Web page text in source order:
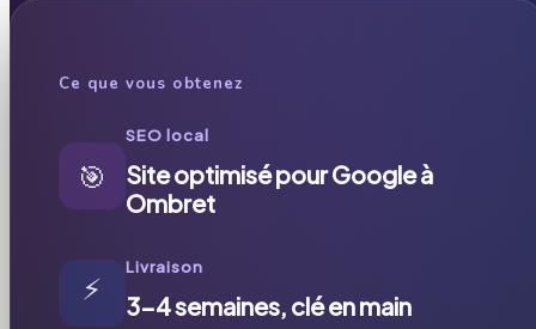
Ce que vous obtenez
🎯
SEO local
Site optimisé pour Google à
Ombret
⚡
Livraison
3-4 semaines, clé en main